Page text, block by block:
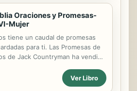
Oraciones y Promesas-
Mujer
tiene un caudal de promesas
para ti. Las Promesas de
de Jack Countryman ha vendido
hemos combinado la edición
dePromesas de la Palabra de
Ver Libro